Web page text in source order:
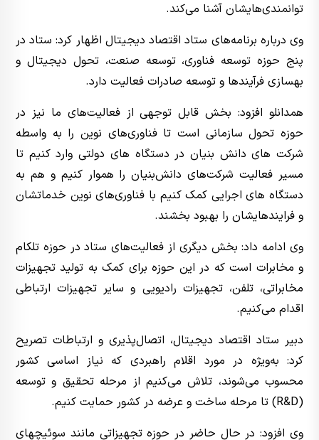
توانمندی‌هایشان آشنا می‌کند.
وی درباره برنامه‌های ستاد اقتصاد دیجیتال اظهار کرد: ستاد در
پنج حوزه توسعه فناوری، توسعه صنعت، تحول دیجیتال و
بهسازی فرآیندها و توسعه صادرات فعالیت دارد.
همدانلو افزود: بخش قابل توجهی از فعالیت‌های ما نیز در
حوزه تحول سازمانی است تا فناوری‌های نوین را به واسطه
شرکت های دانش بنیان در دستگاه های دولتی وارد کنیم تا
مسیر فعالیت شرکت‌های دانش‌بنیان را هموار کنیم و هم به
دستگاه های اجرایی کمک کنیم با فناوری‌های نوین خدماتشان
و فرایندهایشان را بهبود بخشند.
وی ادامه داد: بخش دیگری از فعالیت‌های ستاد در حوزه تلکام
و مخابرات است که در این حوزه برای کمک به تولید تجهیزات
مخابراتی، تلفن، تجهیزات رادیویی و سایر تجهیزات ارتباطی
اقدام می‌کنیم.
دبیر ستاد اقتصاد دیجیتال، اتصال‌پذیری و ارتباطات تصریح
کرد: به‌ویژه در مورد اقلام راهبردی که نیاز اساسی کشور
محسوب می‌شوند، تلاش می‌کنیم از مرحله تحقیق و توسعه
(R&D) تا مرحله ساخت و عرضه در کشور حمایت کنیم.
وی افزود: در حال حاضر در حوزه تجهیزاتی مانند سوئیچهای